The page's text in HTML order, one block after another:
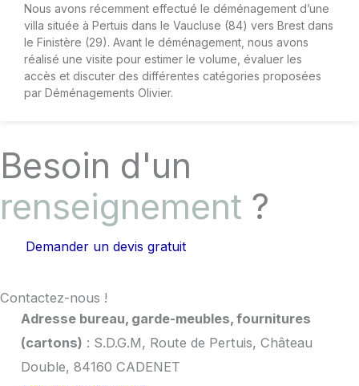
Nous avons récemment effectué le déménagement d’une
villa située à Pertuis dans le Vaucluse (84) vers Brest dans
le Finistère (29). Avant le déménagement, nous avons
réalisé une visite pour estimer le volume, évaluer les
accès et discuter des différentes catégories proposées
par Déménagements Olivier.
Besoin d'un
renseignement ?
Demander un devis gratuit
Contactez-nous !
Adresse bureau, garde-meubles, fournitures
(cartons) : S.D.G.M, Route de Pertuis, Château
Double, 84160 CADENET